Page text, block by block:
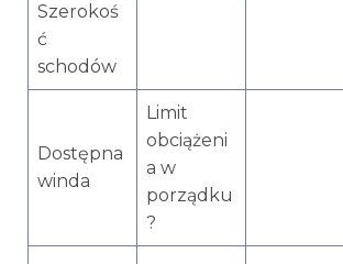
Szerokoś
ć
schodów
Dostępna
winda
Limit
obciążeni
a w
porządku
?